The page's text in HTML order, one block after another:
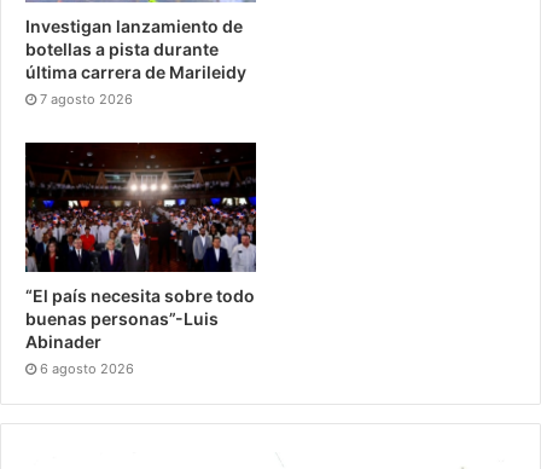
Investigan lanzamiento de
botellas a pista durante
última carrera de Marileidy
7 agosto 2026
“El país necesita sobre todo
buenas personas”-Luis
Abinader
6 agosto 2026